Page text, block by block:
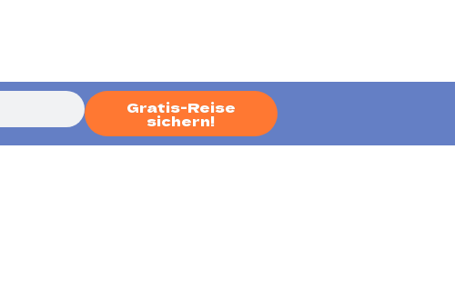
Gratis-Reise
sichern!